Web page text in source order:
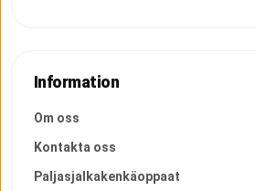
Information
Om oss
Kontakta oss
Paljasjalkakenkäoppaat